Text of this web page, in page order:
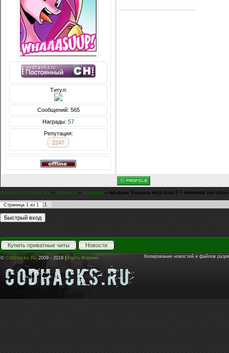
Титул:
Сообщений: 565
Награды: 57
Репутация:
2247
Форум CoDHacks.Ru » Финансы » Продажа » продажа Treasure keys dota 2 + elemental ice
Страница 1 из 1 1
Купить приватные читы Новости
© CoDHacks.Ru 2009 - 2018 | Карта Форума Копирование новостей и файлов